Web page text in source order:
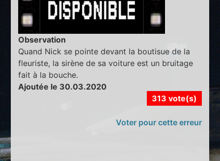
Observation
Quand Nick se pointe devant la boutisue de la
fleuriste, la sirène de sa voiture est un bruitage
fait à la bouche.
Ajoutée le 30.03.2020
313 vote(s)
Voter pour cette erreur